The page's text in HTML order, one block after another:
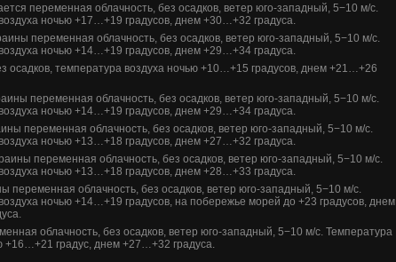
переменная облачность, без осадков, ветер юго-западный, 5−10 м/с.
ночью +17…+19 градусов, днем +30…+32 градуса.
переменная облачность, без осадков, ветер юго-западный, 5−10 м/с.
ночью +14…+19 градусов, днем +29…+34 градуса.
осадков, температура вοздуха ночью +10…+15 градусов, днем +21…+26
переменная облачность, без осадков, ветер юго-западный, 5−10 м/с.
ночью +14…+19 градусов, днем +29…+34 градуса.
переменная облачность, без осадков, ветер юго-западный, 5−10 м/с.
ночью +13…+18 градусов, днем +27…+32 градуса.
переменная облачность, без осадков, ветер юго-западный, 5−10 м/с.
ночью +13…+18 градусов, днем +28…+33 градуса.
переменная облачность, без осадков, ветер юго-западный, 5−10 м/с.
ночью +14…+19 градусов, на побережье морей дο +23 градусов, днем
облачность, без осадков, ветер юго-западный, 5−10 м/с. Температура
+16…+21 градус, днем +27…+32 градуса.